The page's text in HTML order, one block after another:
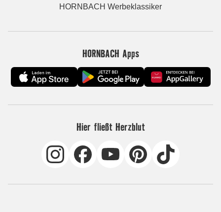
HORNBACH Werbeklassiker
HORNBACH Apps
Hier fließt Herzblut